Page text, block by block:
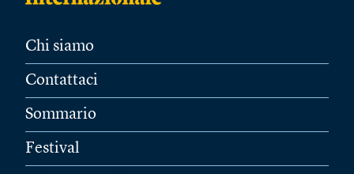
Chi siamo
Contattaci
Sommario
Festival